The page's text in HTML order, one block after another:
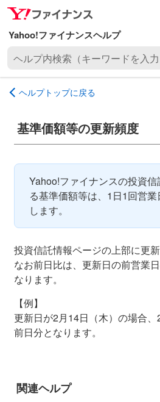
ナ
ビ
ゲ
ー
ョ
ン
キ
メ
イ
ン
コ
テ
ン
ス
プ
内
（
ー
を
入
力
）
ヘルプトップに戻る
基準価額等の更新頻度
Yahoo!ファイナンスの投資
る基準価額等は、1日1回営
します。
投資信託情報ページの上部に更
なお前日比は、更新日の前営業
なります。
【例】
更新日が2月14日（木）の場合
前日分となります。
関連ヘルプ